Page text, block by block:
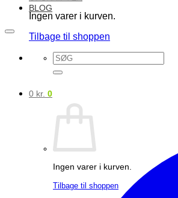
Ingen varer i kurven.
Tilbage til shoppen
Søg
efter:
0 kr. 0
Ingen varer i kurven.
Tilbage til shoppen
BLOG